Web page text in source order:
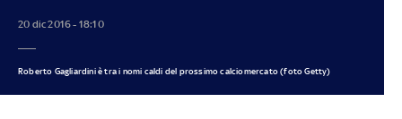
20 dic 2016 - 18:10
Roberto Gagliardini è tra i nomi caldi del prossimo calciomercato (foto Getty)